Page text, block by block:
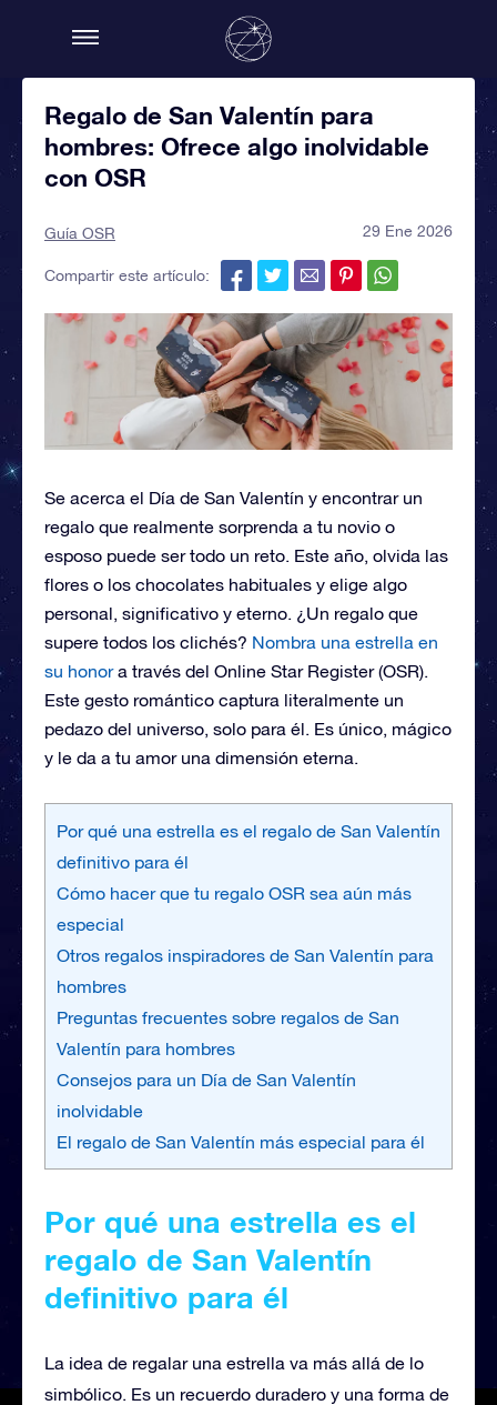
Regalo de San Valentín para
hombres: Ofrece algo inolvidable
con OSR
Guía OSR 29 Ene 2026
Compartir este artículo:
Se acerca el Día de San Valentín y encontrar un
regalo que realmente sorprenda a tu novio o
esposo puede ser todo un reto. Este año, olvida las
flores o los chocolates habituales y elige algo
personal, significativo y eterno. ¿Un regalo que
supere todos los clichés? Nombra una estrella en
su honor a través del Online Star Register (OSR).
Este gesto romántico captura literalmente un
pedazo del universo, solo para él. Es único, mágico
y le da a tu amor una dimensión eterna.
Por qué una estrella es el regalo de San Valentín
definitivo para él
Cómo hacer que tu regalo OSR sea aún más
especial
Otros regalos inspiradores de San Valentín para
hombres
Preguntas frecuentes sobre regalos de San
Valentín para hombres
Consejos para un Día de San Valentín
inolvidable
El regalo de San Valentín más especial para él
Por qué una estrella es el
regalo de San Valentín
definitivo para él
La idea de regalar una estrella va más allá de lo
simbólico. Es un recuerdo duradero y una forma de